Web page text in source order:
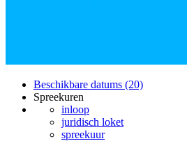
Beschikbare datums (20)
Spreekuren
inloop
juridisch loket
spreekuur